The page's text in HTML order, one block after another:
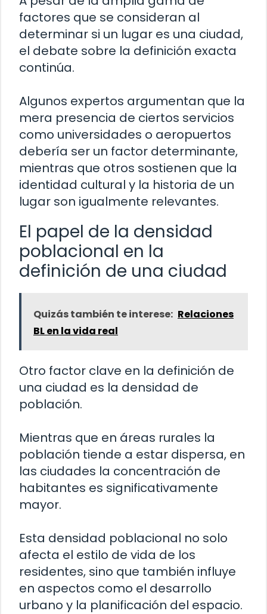
factores que se consideran al
determinar si un lugar es una ciudad,
el debate sobre la definición exacta
continúa.
Algunos expertos argumentan que la
mera presencia de ciertos servicios
como universidades o aeropuertos
debería ser un factor determinante,
mientras que otros sostienen que la
identidad cultural y la historia de un
lugar son igualmente relevantes.
El papel de la densidad
poblacional en la
definición de una ciudad
Quizás también te interese: Relaciones
BL en la vida real
Otro factor clave en la definición de
una ciudad es la densidad de
población.
Mientras que en áreas rurales la
población tiende a estar dispersa, en
las ciudades la concentración de
habitantes es significativamente
mayor.
Esta densidad poblacional no solo
afecta el estilo de vida de los
residentes, sino que también influye
en aspectos como el desarrollo
urbano y la planificación del espacio.